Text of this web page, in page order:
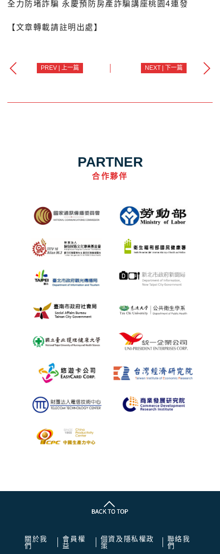
全力防堵詐騙 永慶預防房產詐騙講座桃園4連發
【文章轉載請註明出處】
PREV | 上一篇 NEXT | 下一篇
PARTNER
合作夥伴
關於我
們
會員權
益
個資及隱私權政
策
聯絡我
們